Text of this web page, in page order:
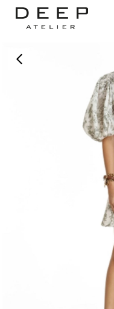
Anasayfa TÜM ELBİSELER